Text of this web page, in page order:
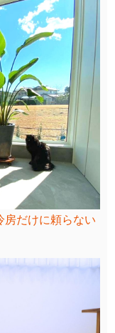
房だけに頼らない